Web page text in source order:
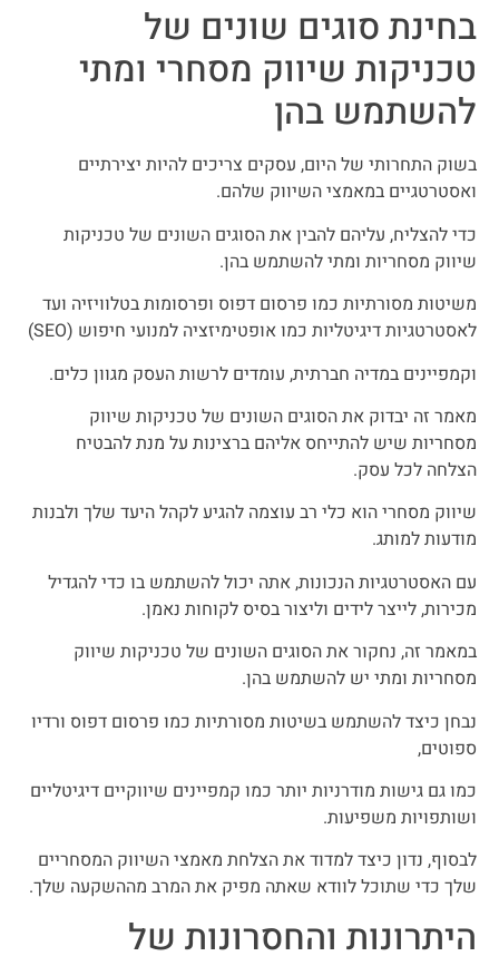
בחינת סוגים שונים של
טכניקות שיווק מסחרי ומתי
להשתמש בהן
בשוק התחרותי של היום, עסקים צריכים להיות יצירתיים
ואסטרטגיים במאמצי השיווק שלהם.
כדי להצליח, עליהם להבין את הסוגים השונים של טכניקות
שיווק מסחריות ומתי להשתמש בהן.
משיטות מסורתיות כמו פרסום דפוס ופרסומות בטלוויזיה ועד
לאסטרטגיות דיגיטליות כמו אופטימיזציה למנועי חיפוש (SEO)
וקמפיינים במדיה חברתית, עומדים לרשות העסק מגוון כלים.
מאמר זה יבדוק את הסוגים השונים של טכניקות שיווק
מסחריות שיש להתייחס אליהם ברצינות על מנת להבטיח
הצלחה לכל עסק.
שיווק מסחרי הוא כלי רב עוצמה להגיע לקהל היעד שלך ולבנות
מודעות למותג.
עם האסטרטגיות הנכונות, אתה יכול להשתמש בו כדי להגדיל
מכירות, לייצר לידים וליצור בסיס לקוחות נאמן.
במאמר זה, נחקור את הסוגים השונים של טכניקות שיווק
מסחריות ומתי יש להשתמש בהן.
נבחן כיצד להשתמש בשיטות מסורתיות כמו פרסום דפוס ורדיו
ספוטים,
כמו גם גישות מודרניות יותר כמו קמפיינים שיווקיים דיגיטליים
ושותפויות משפיעות.
לבסוף, נדון כיצד למדוד את הצלחת מאמצי השיווק המסחריים
שלך כדי שתוכל לוודא שאתה מפיק את המרב מההשקעה שלך.
היתרונות והחסרונות של